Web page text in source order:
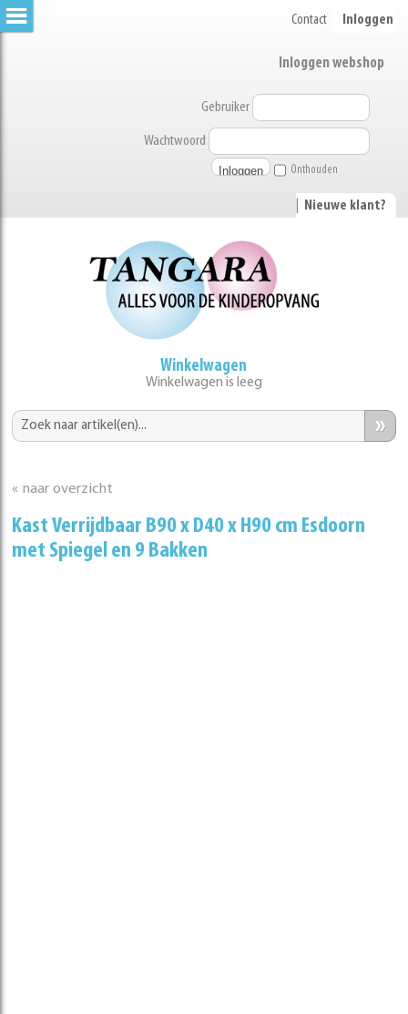
Contact Inloggen
Inloggen webshop
Gebruiker
Wachtwoord
Onthouden
Nieuwe klant?
Winkelwagen
Winkelwagen is leeg
»
« naar overzicht
Kast Verrijdbaar B90 x D40 x H90 cm Esdoorn
met Spiegel en 9 Bakken